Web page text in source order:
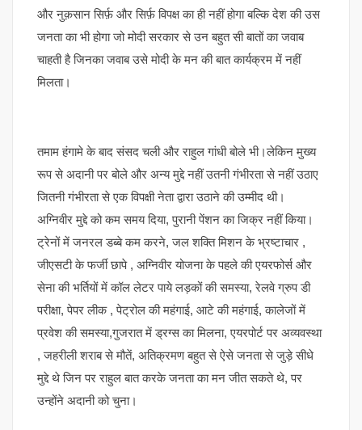
और नुक़सान सिर्फ़ और सिर्फ़ विपक्ष का ही नहीं होगा बल्कि देश की उस
जनता का भी होगा जो मोदी सरकार से उन बहुत सी बातों का जवाब
चाहती है जिनका जवाब उसे मोदी के मन की बात कार्यक्रम में नहीं
मिलता।
तमाम हंगामे के बाद संसद चली और राहुल गांधी बोले भी।लेकिन मुख्य
रूप से अदानी पर बोले और अन्य मुद्दे नहीं उतनी गंभीरता से नहीं उठाए
जितनी गंभीरता से एक विपक्षी नेता द्वारा उठाने की उम्मीद थी।
अग्निवीर मुद्दे को कम समय दिया, पुरानी पेंशन का जिक्र नहीं किया।
ट्रेनों में जनरल डब्बे कम करने, जल शक्ति मिशन के भ्रष्टाचार ,
जीएसटी के फर्जी छापे , अग्निवीर योजना के पहले की एयरफोर्स और
सेना की भर्तियों में कॉल लेटर पाये लड़कों की समस्या, रेलवे ग्रुप डी
परीक्षा, पेपर लीक , पेट्रोल की महंगाई, आटे की महंगाई, कालेजों में
प्रवेश की समस्या,गुजरात में ड्रग्स का मिलना, एयरपोर्ट पर अव्यवस्था
, जहरीली शराब से मौतें, अतिक्रमण बहुत से ऐसे जनता से जुड़े सीधे
मुद्दे थे जिन पर राहुल बात करके जनता का मन जीत सकते थे, पर
उन्होंने अदानी को चुना।